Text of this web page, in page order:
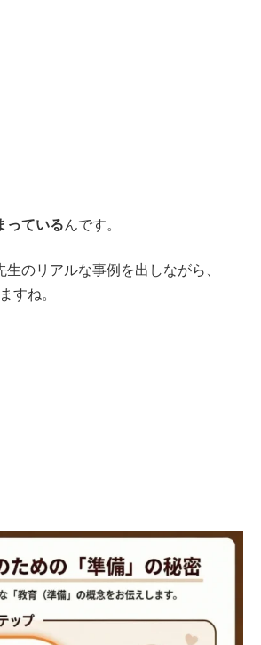
っているんです。
のリアルな事例を出しながら、
すね。